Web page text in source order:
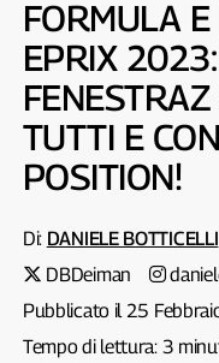
FORMULA
EPRIX
TUTTI E
POSITION!
Di: DANIELE BOTTICELLI
DBDeiman
Pubblicato il 25
Tempo di lettura: 3